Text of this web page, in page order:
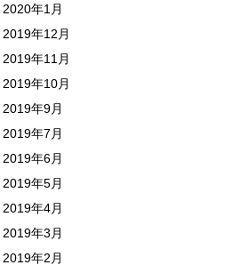
2020年1月
2019年12月
2019年11月
2019年10月
2019年9月
2019年7月
2019年6月
2019年5月
2019年4月
2019年3月
2019年2月